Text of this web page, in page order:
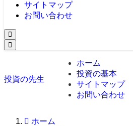
サイトマップ
お問い合わせ
投資の先生
ホーム
投資の基本
サイトマップ
お問い合わせ
ホーム